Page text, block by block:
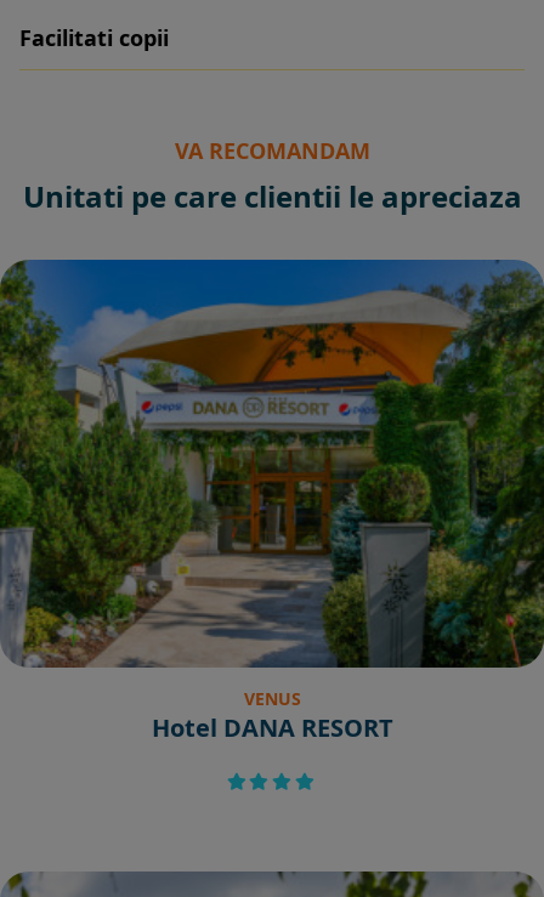
Facilitati copii
VA RECOMANDAM
Unitati pe care clientii le apreciaza
VENUS
Hotel DANA RESORT